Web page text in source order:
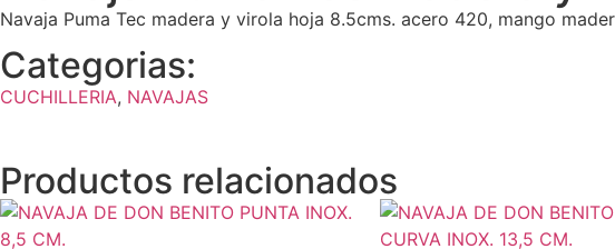
Navaja Puma Tec madera y virola hoja 8.5cms. acero 420, mango
Categorias:
CUCHILLERIA, NAVAJAS
Productos relacionados